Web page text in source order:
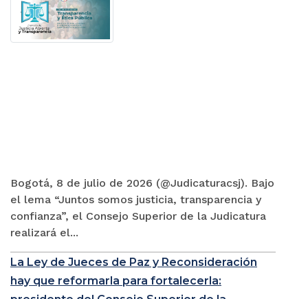
Bogotá, 8 de julio de 2026 (@Judicaturacsj). Bajo
el lema “Juntos somos justicia, transparencia y
confianza”, el Consejo Superior de la Judicatura
realizará el...
La Ley de Jueces de Paz y Reconsideración
hay que reformarla para fortalecerla: